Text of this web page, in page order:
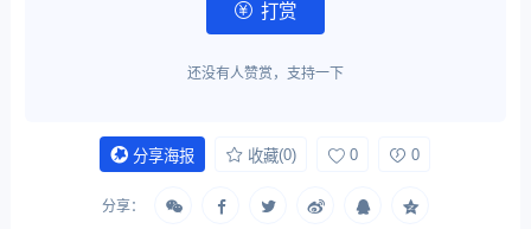
打赏
还没有人赞赏，支持一下
分享海报 收藏(0) 0 0
分享：